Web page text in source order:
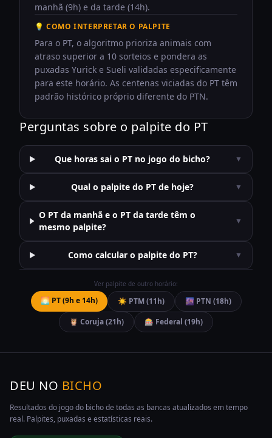
manhã (9h) e da tarde (14h).
💡 COMO INTERPRETAR O PALPITE
Para o PT, o algoritmo prioriza animais com
atraso superior a 10 sorteios e pondera as
puxadas Yurick e Sueli validadas especificamente
para este horário. As centenas viciadas do PT têm
padrão histórico próprio diferente do PTN.
Perguntas sobre o palpite do PT
Que horas sai o PT no jogo do bicho? ▼
Qual o palpite do PT de hoje? ▼
O PT da manhã e o PT da tarde têm o
mesmo palpite?
▼
Como calcular o palpite do PT? ▼
Ver palpite de outro horário:
🌅 PT(9h e 14h) ☀️ PTM(11h) 🌆 PTN (18h)
🦉 Coruja(21h) 🎰 Federal (19h)
DEU NO BICHO
Resultados do jogo do bicho de todas as bancas atualizados em tempo
real. Palpites, puxadas e estatísticas reais.